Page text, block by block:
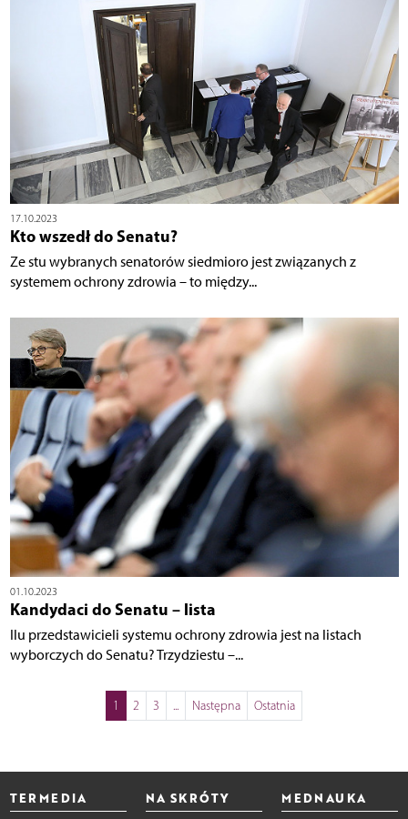
17.10.2023
Kto wszedł do Senatu?
Ze stu wybranych senatorów siedmioro jest związanych z
systemem ochrony zdrowia – to między...
01.10.2023
Kandydaci do Senatu – lista
Ilu przedstawicieli systemu ochrony zdrowia jest na listach
wyborczych do Senatu? Trzydziestu –...
1 2 3 ... Następna Ostatnia
TERMEDIA NA SKRÓTY MEDNAUKA